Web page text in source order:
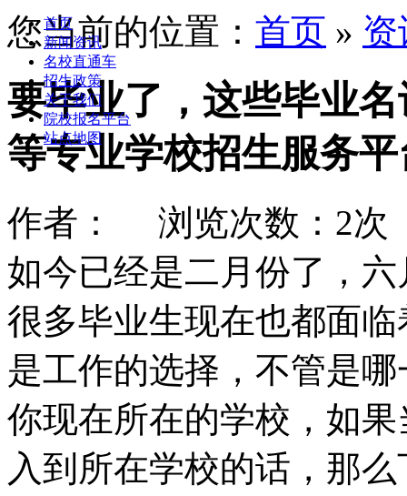
首页
新闻资讯
名校直通车
招生政策
关于我们
院校报名平台
站点地图
您当前的位置： 首页 » 资
要毕业了，这些毕业
等专业学校招生服务平
作者： 浏览次数：2次
如今已经是二月份了，
很多毕业生现在也都面
是工作的选择，不管是
你现在所在的学校，如
入到所在学校的话，那